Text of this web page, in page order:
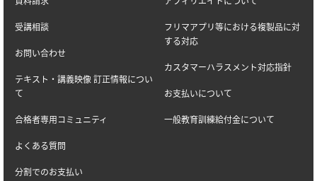
受講相談
お問い合わせ
テキスト・講義映像 訂正情報につい
て
合格者専用コミュニティ
よくある質問
分割でのお支払い
フリマアプリ等における複製品に対
する対応
カスタマーハラスメント対応指針
お支払いについて
一般教育訓練給付金について